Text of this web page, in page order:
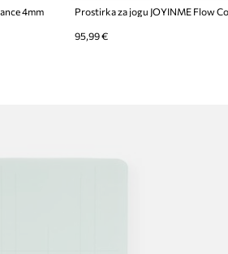
4mm Prostirka za jogu JOYINME Flow
95,99 €